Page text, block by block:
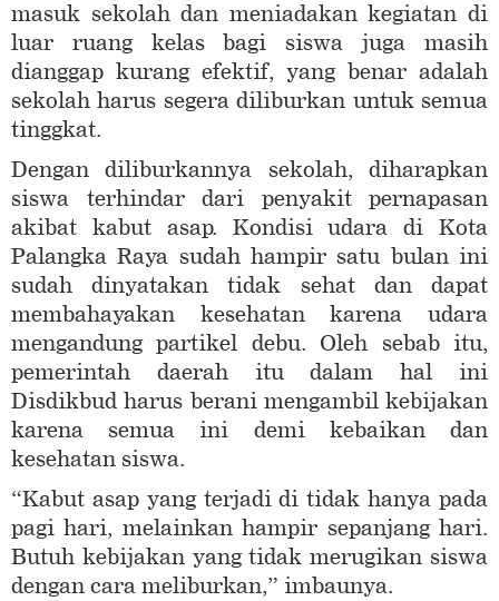
masuk sekolah dan meniadakan kegiatan di
luar ruang kelas bagi siswa juga masih
dianggap kurang efektif, yang benar adalah
sekolah harus segera diliburkan untuk semua
tinggkat.
Dengan diliburkannya sekolah, diharapkan
siswa terhindar dari penyakit pernapasan
akibat kabut asap. Kondisi udara di Kota
Palangka Raya sudah hampir satu bulan ini
sudah dinyatakan tidak sehat dan dapat
membahayakan kesehatan karena udara
mengandung partikel debu. Oleh sebab itu,
pemerintah daerah itu dalam hal ini
Disdikbud harus berani mengambil kebijakan
karena semua ini demi kebaikan dan
kesehatan siswa.
“Kabut asap yang terjadi di tidak hanya pada
pagi hari, melainkan hampir sepanjang hari.
Butuh kebijakan yang tidak merugikan siswa
dengan cara meliburkan,” imbaunya.